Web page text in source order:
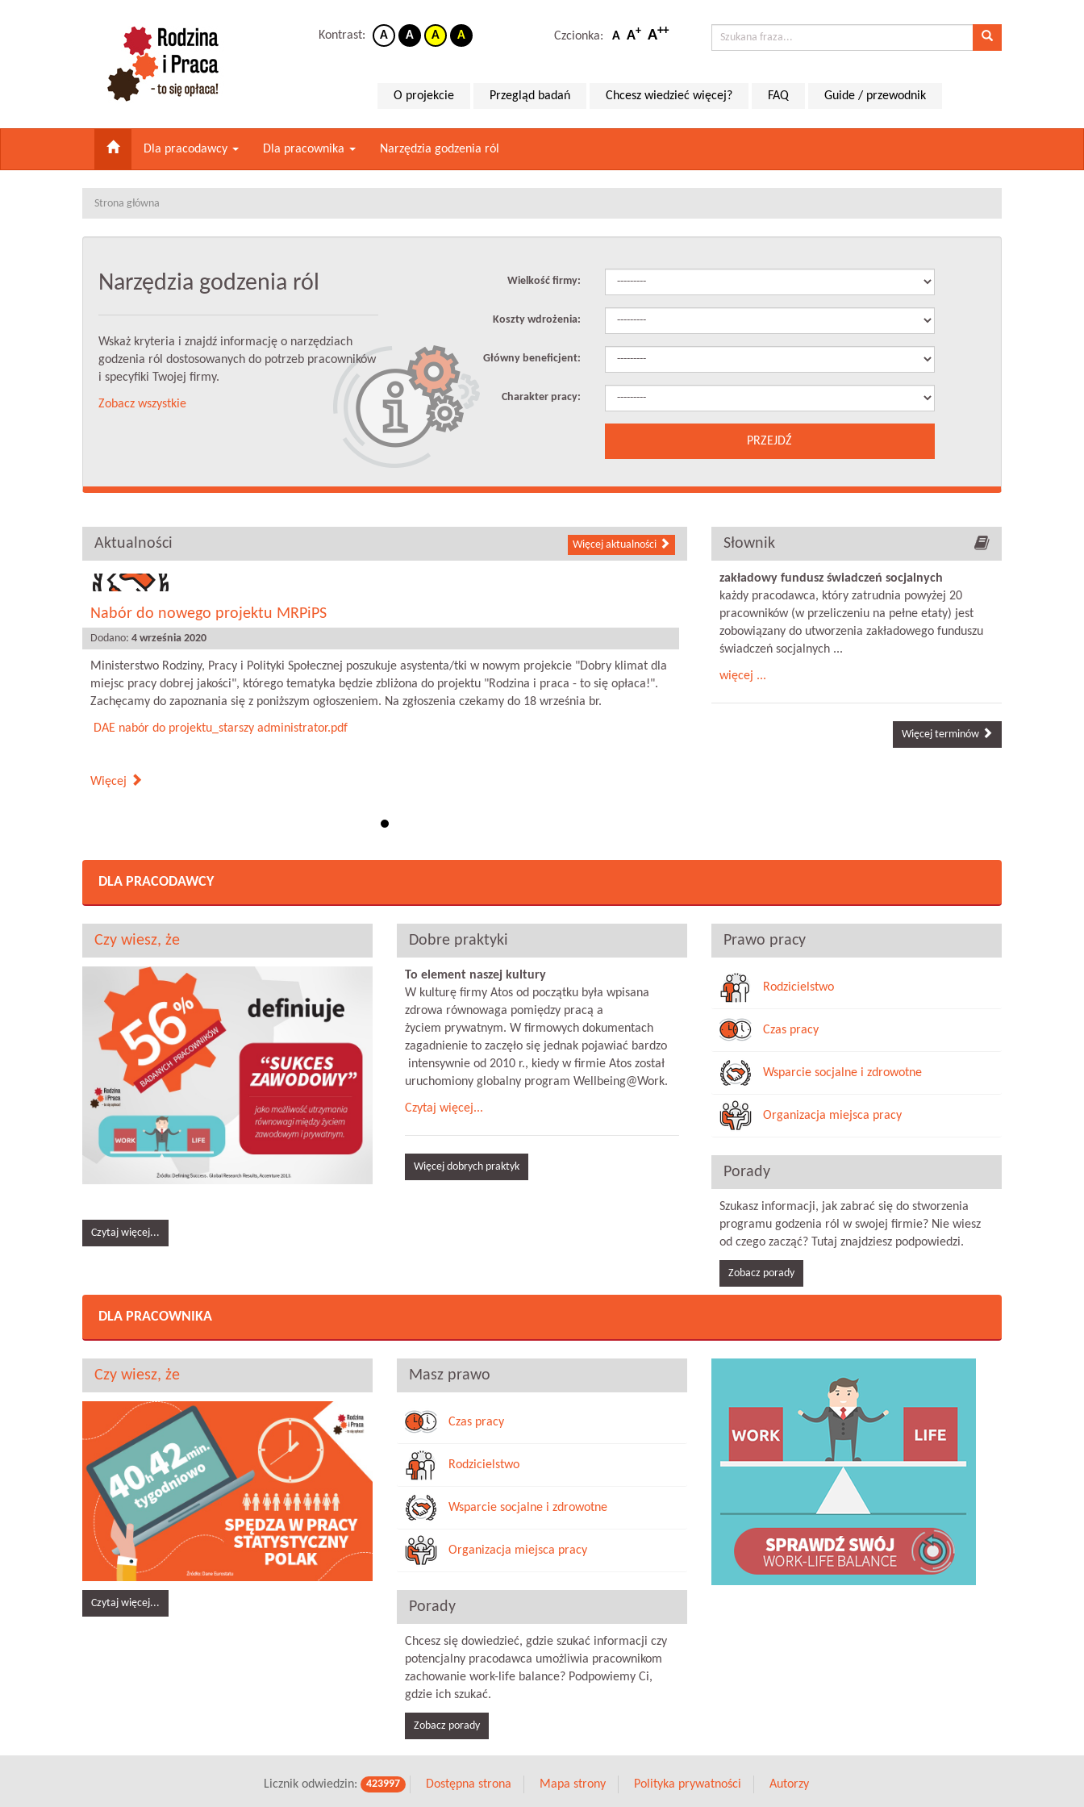
Kontrast: A A A A Czcionka: A A+ A++
O projekcie Przegląd badań Chcesz wiedzieć więcej? FAQ Guide / przewodnik
Dla pracodawcy Dla pracownika Narzędzia godzenia ról
Strona główna
Narzędzia godzenia ról
Wskaż kryteria i znajdź informację o narzędziach
godzenia ról dostosowanych do potrzeb pracowników
i specyfiki Twojej firmy.
Zobacz wszystkie
Wielkość firmy:
Koszty wdrożenia:
Główny beneficjent:
Charakter pracy:
PRZEJDŹ
Aktualności Więcej aktualności
Nabór do nowego projektu MRPiPS
Dodano: 4 września 2020
Ministerstwo Rodziny, Pracy i Polityki Społecznej poszukuje asystenta/tki w nowym projekcie "Dobry klimat dla
miejsc pracy dobrej jakości", którego tematyka będzie zbliżona do projektu "Rodzina i praca - to się opłaca!".
Zachęcamy do zapoznania się z poniższym ogłoszeniem. Na zgłoszenia czekamy do 18 września br.
DAE nabór do projektu_starszy administrator.pdf
Więcej
Nabór do nowego projektu MRPiPS
Dodano: 4 września 2020
miejsc pracy dobrej jakości", którego tematyka będzie zbliżona do
Zachęcamy do zapoznania się z poniższym ogłoszeniem. Na zgłoszenia
DAE nabór do projektu_starszy administrator.pdf
Słownik
zakładowy fundusz świadczeń socjalnych
każdy pracodawca, który zatrudnia powyżej 20
pracowników (w przeliczeniu na pełne etaty) jest
zobowiązany do utworzenia zakładowego funduszu
świadczeń socjalnych ...
więcej ...
Więcej terminów
DLA PRACODAWCY
Czy wiesz, że
Czytaj więcej...
Dobre praktyki
To element naszej kultury
W kulturę firmy Atos od początku była wpisana
zdrowa równowaga pomiędzy pracą a
życiem prywatnym. W firmowych dokumentach
zagadnienie to zaczęło się jednak pojawiać bardzo
intensywnie od 2010 r., kiedy w firmie Atos został
uruchomiony globalny program Wellbeing@Work.
Czytaj więcej...
Więcej dobrych praktyk
Prawo pracy
Rodzicielstwo
Czas pracy
Wsparcie socjalne i zdrowotne
Organizacja miejsca pracy
Porady
Szukasz informacji, jak zabrać się do stworzenia
programu godzenia ról w swojej firmie? Nie wiesz
od czego zacząć? Tutaj znajdziesz podpowiedzi.
Zobacz porady
DLA PRACOWNIKA
Czy wiesz, że
Czytaj więcej...
Masz prawo
Czas pracy
Rodzicielstwo
Wsparcie socjalne i zdrowotne
Organizacja miejsca pracy
Porady
Chcesz się dowiedzieć, gdzie szukać informacji czy
potencjalny pracodawca umożliwia pracownikom
zachowanie work-life balance? Podpowiemy Ci,
gdzie ich szukać.
Zobacz porady
Licznik odwiedzin: 423997 Dostępna strona Mapa strony Polityka prywatności Autorzy